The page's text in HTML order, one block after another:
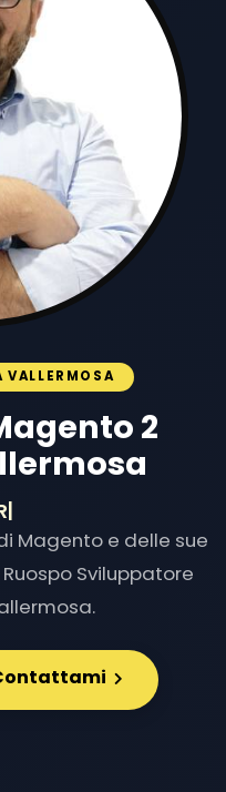
VALLERMOSA
2
Magento e delle sue
Sviluppatore